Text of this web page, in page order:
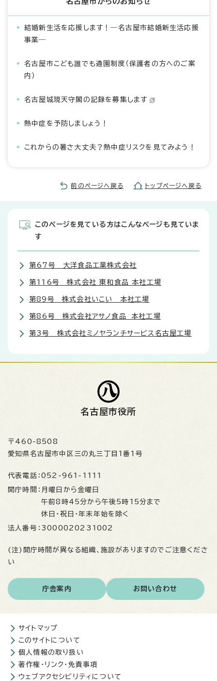
結婚新生活を応援します！―名古屋市結婚新生活応援
事業―
名古屋市こども誰でも通園制度（保護者の方へのご案
内）
名古屋城現天守閣の記録を募集します
熱中症を予防しましょう！
これからの暑さ大丈夫？熱中症リスクを見てみよう！
前のページへ戻る トップページへ戻る
このページを見ている方はこんなページも見ていま
す
第67号 大洋食品工業株式会社
第116号 株式会社 東和食品 本社工場
第89号 株式会社いこい 本社工場
第86号 株式会社アサノ食品 本社工場
第3号 株式会社ミノヤランチサービス名古屋工場
名古屋市役所
〒460-8508
愛知県名古屋市中区三の丸三丁目1番1号
代表電話： 052-961-1111
開庁時間： 月曜日から金曜日
午前8時45分から午後5時15分まで
休日・祝日・年末年始を除く
法人番号： 3000020231002
(注)開庁時間が異なる組織、施設がありますのでご注意くださ
い
庁舎案内 お問い合わせ
サイトマップ
このサイトについて
個人情報の取り扱い
著作権・リンク・免責事項
ウェブアクセシビリティについて